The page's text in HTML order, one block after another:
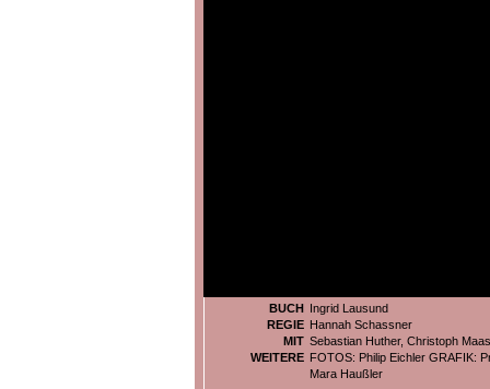
BUCH Ingrid Lausund
REGIE Hannah Schassner
MIT Sebastian Huther, Christoph
WEITERE FOTOS: Philip Eichler GRAFIK:
Mara Haußler